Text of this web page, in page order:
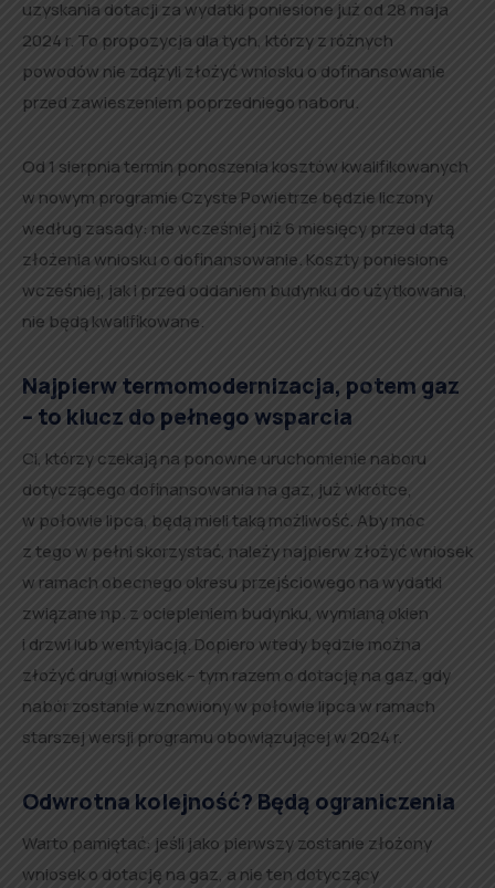
uzyskania dotacji za wydatki poniesione już od 28 maja
2024 r. To propozycja dla tych, którzy z różnych
powodów nie zdążyli złożyć wniosku o dofinansowanie
przed zawieszeniem poprzedniego naboru.
Od 1 sierpnia termin ponoszenia kosztów kwalifikowanych
w nowym programie Czyste Powietrze będzie liczony
według zasady: nie wcześniej niż 6 miesięcy przed datą
złożenia wniosku o dofinansowanie. Koszty poniesione
wcześniej, jak i przed oddaniem budynku do użytkowania,
nie będą kwalifikowane.
Najpierw termomodernizacja, potem gaz
– to klucz do pełnego wsparcia
Ci, którzy czekają na ponowne uruchomienie naboru
dotyczącego dofinansowania na gaz, już wkrótce,
w połowie lipca, będą mieli taką możliwość. Aby móc
z tego w pełni skorzystać, należy najpierw złożyć wniosek
w ramach obecnego okresu przejściowego na wydatki
związane np. z ociepleniem budynku, wymianą okien
i drzwi lub wentylacją. Dopiero wtedy będzie można
złożyć drugi wniosek – tym razem o dotację na gaz, gdy
nabór zostanie wznowiony w połowie lipca w ramach
starszej wersji programu obowiązującej w 2024 r.
Odwrotna kolejność? Będą ograniczenia
Warto pamiętać: jeśli jako pierwszy zostanie złożony
wniosek o dotację na gaz, a nie ten dotyczący